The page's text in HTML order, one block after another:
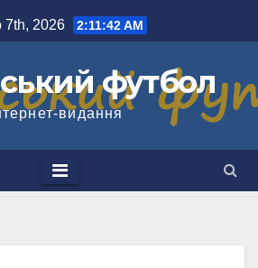
7th, 2026 2:11:42 AM
футбол
видання